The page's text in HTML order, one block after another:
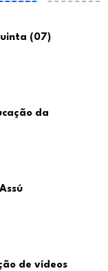
(07)
da
de vídeos